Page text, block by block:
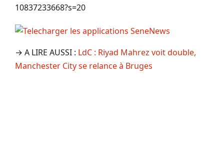
10837233668?s=20
→ A LIRE AUSSI : LdC : Riyad Mahrez voit double,
Manchester City se relance à Bruges